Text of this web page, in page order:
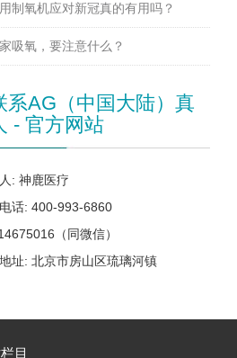
制氧机应对新冠真的有用吗？
吸氧，要注意什么？
系AG（中国大陆）真
- 官方网站
: 神鹿医疗
话: 400-993-6860
（同微信）
址: 北京市房山区琉璃河镇
目